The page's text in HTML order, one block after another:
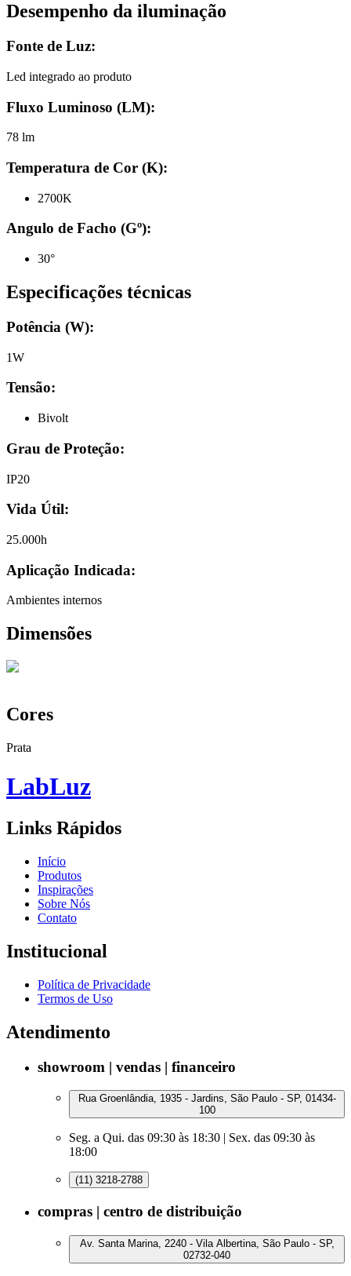
Desempenho da iluminação
Fonte de Luz:
Led integrado ao produto
Fluxo Luminoso (LM):
78 lm
Temperatura de Cor (K):
2700K
Angulo de Facho (Gº):
30°
Especificações técnicas
Potência (W):
1W
Tensão:
Bivolt
Grau de Proteção:
IP20
Vida Útil:
25.000h
Aplicação Indicada:
Ambientes internos
Dimensões
Cores
Prata
LabLuz
Links Rápidos
Início
Produtos
Inspirações
Sobre Nós
Contato
Institucional
Política de Privacidade
Termos de Uso
Atendimento
showroom | vendas | financeiro
Rua Groenlândia, 1935 - Jardins, São Paulo - SP, 01434-
100
Seg. a Qui. das 09:30 às 18:30 | Sex. das 09:30 às
18:00
(11) 3218-2788
compras | centro de distribuição
Av. Santa Marina, 2240 - Vila Albertina, São Paulo - SP,
02732-040